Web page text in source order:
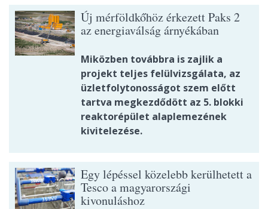
Új mérföldkőhöz érkezett Paks 2
az energiaválság árnyékában
Miközben továbbra is zajlik a
projekt teljes felülvizsgálata, az
üzletfolytonosságot szem előtt
tartva megkezdődött az 5. blokki
reaktorépület alaplemezének
kivitelezése.
Egy lépéssel közelebb kerülhetett a
Tesco a magyarországi
kivonuláshoz